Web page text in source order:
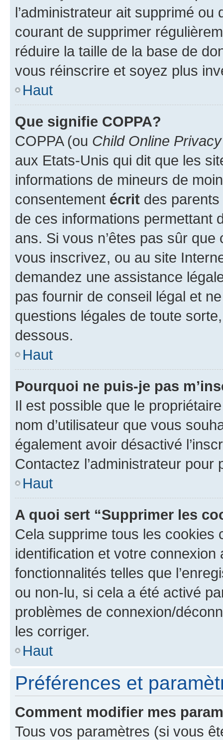
l’administrateur ait supprimé
courant de supprimer
réduire la taille de la base de
vous réinscrire et soyez plus
Haut
Que signifie COPPA?
COPPA (ou Child Online
aux Etats-Unis qui dit que les
informations de mineurs de
consentement écrit des parents
de ces informations permettant
ans. Si vous n’êtes pas sûr
vous inscrivez, ou au site
demandez une assistance
pas fournir de conseil légal et
questions légales de toute
dessous.
Haut
Pourquoi ne puis-je pas
Il est possible que le
nom d’utilisateur que vous
également avoir désactivé
Contactez l’administrateur
Haut
A quoi sert “Supprimer les
Cela supprime tous les cookies
identification et votre
fonctionnalités telles que
ou non-lu, si cela a été activé
problèmes de connexion/
les corriger.
Haut
Préférences et
Comment modifier mes
Tous vos paramètres (si vous